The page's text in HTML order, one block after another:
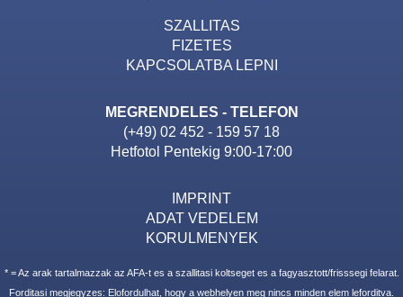
SZALLITAS
FIZETES
KAPCSOLATBA LEPNI
MEGRENDELES - TELEFON
(+49) 02 452 - 159 57 18
Hetfotol Pentekig 9:00-17:00
IMPRINT
ADAT VEDELEM
KORULMENYEK
* = Az arak tartalmazzak az AFA-t es a szallitasi koltseget es a fagyasztott/frisssegi felarat.
Forditasi megjegyzes: Elofordulhat, hogy a webhelyen meg nincs minden elem leforditva.